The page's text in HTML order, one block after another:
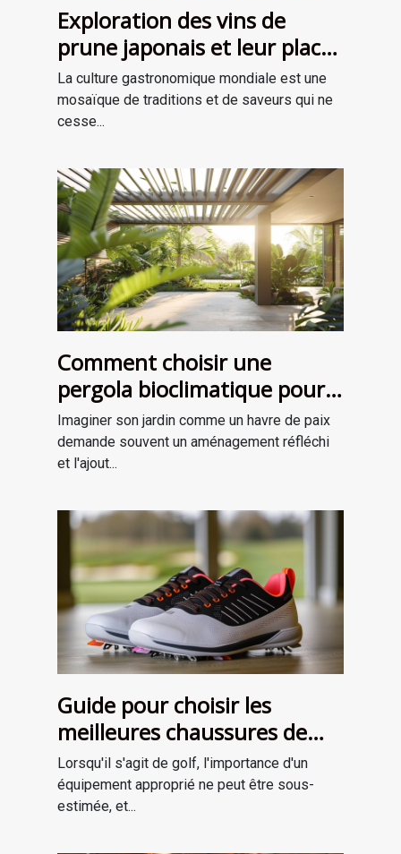
Exploration des vins de
prune japonais et leur place
dans la gastronomie
moderne
La culture gastronomique mondiale est une
mosaïque de traditions et de saveurs qui ne
cesse...
Comment choisir une
pergola bioclimatique pour
améliorer votre jardin
Imaginer son jardin comme un havre de paix
demande souvent un aménagement réfléchi
et l'ajout...
Guide pour choisir les
meilleures chaussures de
golf adaptées à votre style
de jeu
Lorsqu'il s'agit de golf, l'importance d'un
équipement approprié ne peut être sous-
estimée, et...